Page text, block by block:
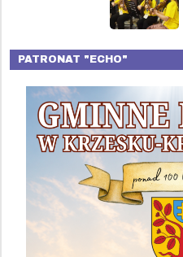
PATRONAT "ECHO"